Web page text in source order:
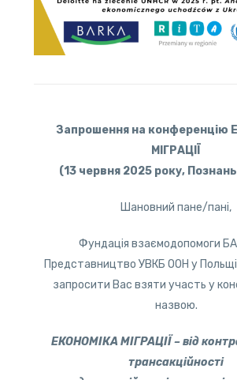
Запрошення на конференцію
МІГРАЦІЇ
(13 червня 2025 року,
Шановний пане/пані,
Фундація взаємодопомоги
Представництво УВКБ ООН у
запросити Вас взяти участь у
назвою.
ЕКОНОМІКА МІГРАЦІЇ – від
трансакційності